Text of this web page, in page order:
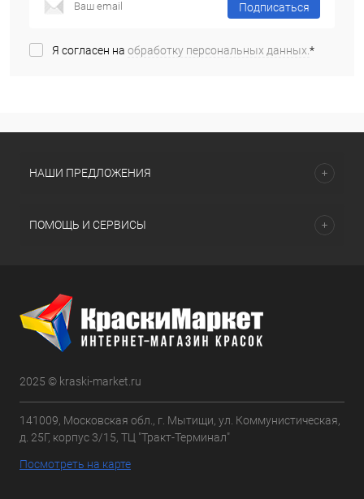
Подписаться
Я согласен на обработку персональных данных.*
НАШИ ПРЕДЛОЖЕНИЯ
ПОМОЩЬ И СЕРВИСЫ
2025 © kraski-market.ru
141009, Московская обл., г. Мытищи, ул. Коммунистическая,
д. 25Г, корпус 3/15, ТЦ "Тракт-Терминал"
Посмотреть на карте